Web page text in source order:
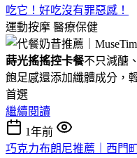
吃它！好吃沒有罪惡感！
運動按摩 醫療保健
蒔光搖搖控卡餐不只減醣
飽足感還添加纖體成分，
首選
繼續閱讀
1年前
巧克力布朗尼推薦｜西門